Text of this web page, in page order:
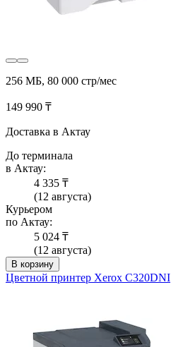
256 МБ, 80 000 стр/мес
149 990 ₸
Доставка в Актау
До терминала
в Актау:
4 335 ₸
(12 августа)
Курьером
по Актау:
5 024 ₸
(12 августа)
В корзину
Цветной принтер Xerox C320DNI